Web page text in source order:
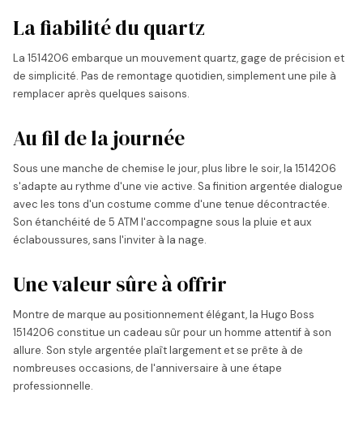
La fiabilité du quartz
La 1514206 embarque un mouvement quartz, gage de précision et
de simplicité. Pas de remontage quotidien, simplement une pile à
remplacer après quelques saisons.
Au fil de la journée
Sous une manche de chemise le jour, plus libre le soir, la 1514206
s'adapte au rythme d'une vie active. Sa finition argentée dialogue
avec les tons d'un costume comme d'une tenue décontractée.
Son étanchéité de 5 ATM l'accompagne sous la pluie et aux
éclaboussures, sans l'inviter à la nage.
Une valeur sûre à offrir
Montre de marque au positionnement élégant, la Hugo Boss
1514206 constitue un cadeau sûr pour un homme attentif à son
allure. Son style argentée plaît largement et se prête à de
nombreuses occasions, de l'anniversaire à une étape
professionnelle.